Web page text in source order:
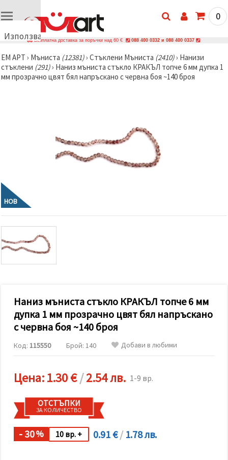
Използваме
🍪
Използваме
бисквитки
да
анализираме
трафика и
да
показваме
съдържание
и реклами,
включително
с помощта
маркетинг.
Можеш да
използваме
всички
като
натиснеш
всички!"
или да
посочиш
"Настройки",
0
Безплатна доставка за поръчки над 60 € 088 400 0332 и 088 400 0337
ЕМ АРТ › Мъниста (12381)› Стъклени Мъниста (2410)› Нанизи
стъклени (291)› Наниз мъниста стъкло КРАКЪЛ топче 6 мм дупка 1
мм прозрачно цвят бял напръскано с червна боя ~140 броя
НОВ
Наниз мъниста стъкло КРАКЪЛ топче 6 мм
дупка 1 мм прозрачно цвят бял напръскано
с червна боя ~140 броя
Код: 115550 Брой: 140 Добави в любими
Цена:1.30 €/2.54 лв. 1-9 вр.
ОТСТЪПКИ
ЗА КОЛИЧЕСТВО
- 30% 10 вр. + 0.91 €/ 1.78 лв.